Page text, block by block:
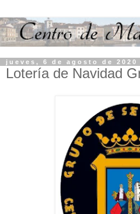
jueves, 6 de agosto de 2020
Lotería de Navidad